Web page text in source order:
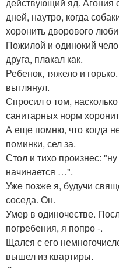
действующий яд. Агония
дней, наутро, когда
хоронить дворового
Пожилой и одинокий
друга, плакал как.
Ребенок, тяжело и
выглянул.
Спросил о том,
санитарных норм
А еще помню, что когда
поминки, сел за.
Стол и тихо произнес:
начинается …".
Уже позже я, будучи
соседа. Он.
Умер в одиночестве.
погребения, я попро -.
Щался с его
вышел из квартиры.